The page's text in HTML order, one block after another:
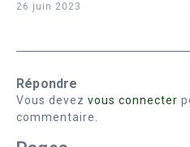
26 juin 2023
Répondre
Vous devez vous connecter
commentaire.